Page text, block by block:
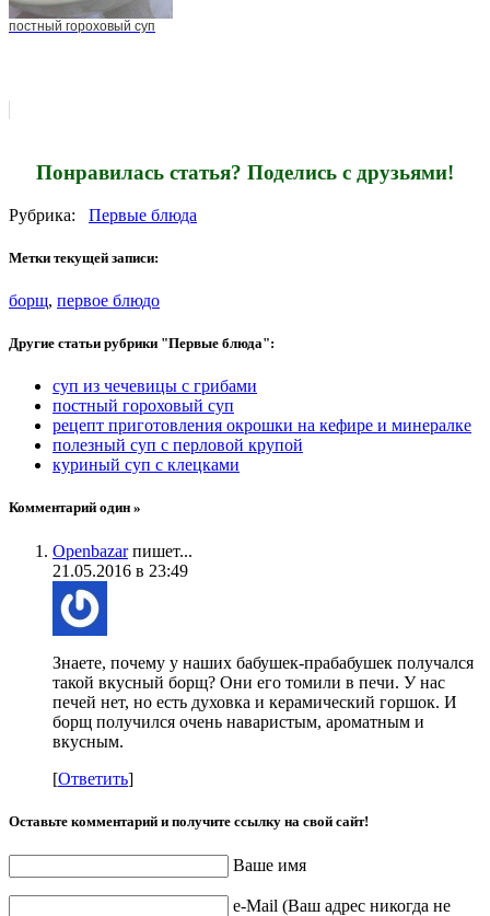
постный гороховый суп
Понравилась статья? Поделись с друзьями!
Рубрика: Первые блюда
Метки текущей записи:
борщ, первое блюдо
Другие статьи рубрики "Первые блюда":
суп из чечевицы с грибами
постный гороховый суп
рецепт приготовления окрошки на кефире и минералке
полезный суп с перловой крупой
куриный суп с клецками
Комментарий один »
Openbazarпишет...
21.05.2016 в 23:49
Знаете, почему у наших бабушек-прабабушек получался
такой вкусный борщ? Они его томили в печи. У нас
печей нет, но есть духовка и керамический горшок. И
борщ получился очень наваристым, ароматным и
вкусным.
[Ответить]
Оставьте комментарий и получите ссылку на свой сайт!
Ваше имя
e-Mail (Ваш адрес никогда не